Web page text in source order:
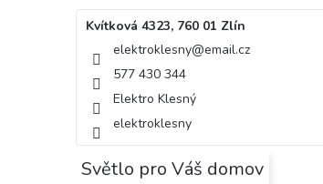
Kvítková 4323, 760 01 Zlín
elektroklesny@email.cz
577 430 344
Elektro Klesný
elektroklesny
Světlo pro Váš domov